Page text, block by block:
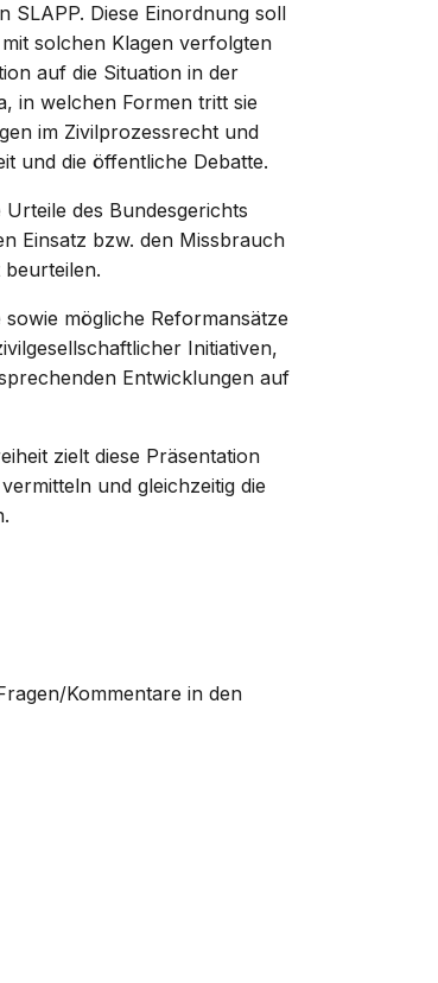
SLAPP. Diese Einordnung soll
solchen Klagen verfolgten
auf die Situation in der
in welchen Formen tritt sie
im Zivilprozessrecht und
und die öffentliche Debatte.
des Bundesgerichts
Einsatz bzw. den Missbrauch
mögliche Reformansätze
Initiativen,
Entwicklungen auf
zielt diese Präsentation
und gleichzeitig die
Kommentare in den